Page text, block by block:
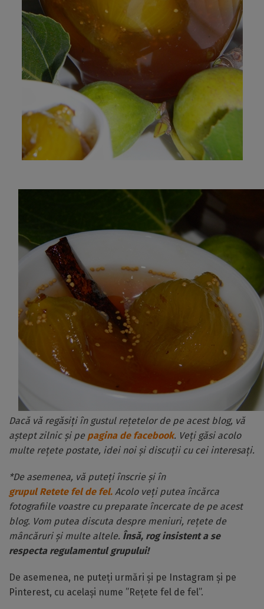
Dacă vă regăsiți în gustul rețetelor de pe acest blog, vă
aștept zilnic și pe pagina de facebook. Veți găsi acolo
multe rețete postate, idei noi și discuții cu cei interesați.
*De asemenea, vă puteți înscrie și în
grupul Retete fel de fel. Acolo veți putea încărca
fotografiile voastre cu preparate încercate de pe acest
blog. Vom putea discuta despre meniuri, rețete de
mâncăruri și multe altele. Însă, rog insistent a se
respecta regulamentul grupului!
De asemenea, ne puteți urmări și pe Instagram și pe
Pinterest, cu același nume ”Rețete fel de fel”.